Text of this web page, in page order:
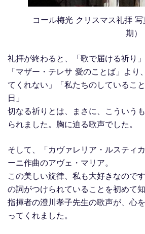
コール梅光 クリスマス礼拝
期）
礼拝が終わると、「歌で届ける祈り
「マザー・テレサ 愛のことば」より
てくれない」「私たちのしているこ
日」
切なる祈りとは、まさに、こういう
られました。胸に迫る歌声でした。
そして、「カヴァレリア・ルスティ
ーニ作曲のアヴェ・マリア。
この美しい旋律、私も大好きなので
の詞がつけられていることを初めて知
指揮者の澄川孝子先生の歌声が、心
ってくれました。